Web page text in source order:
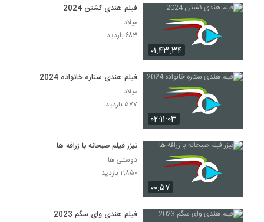
۰۱:۴۳:۳۴
فیلم هندی کشتن 2024
میلاد
۶۸۳ بازدید
۰۲:۱۱:۰۳
فیلم هندی ستاره خانواده 2024
میلاد
۵۷۷ بازدید
۰۰:۵۷
تیزر فیلم صبحانه با زرافه ها
دوستی ها
۲,۸۵۰ بازدید
فیلم هندی وای سگم 2023